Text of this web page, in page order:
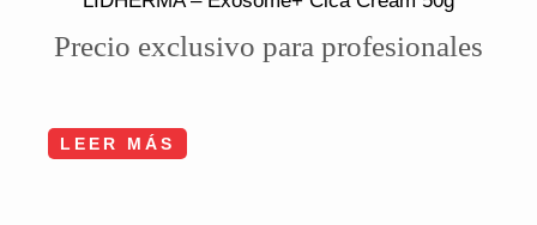
Precio exclusivo para profesionales
LEER MÁS